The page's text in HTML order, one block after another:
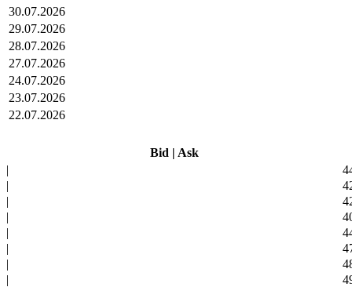
30.07.2026
29.07.2026
28.07.2026
27.07.2026
24.07.2026
23.07.2026
22.07.2026
Bid | Ask
|
|
|
|
|
|
|
|